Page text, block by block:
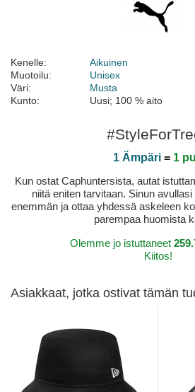
Kenelle:
Aikuinen
Muotoilu:
Unisex
Väri:
Musta
Kunto:
Uusi; 100 % aito
1 Ämpäri = 1
Kun ostat Caphuntersista, autat
niitä eniten tarvitaan. Sinun
enemmän ja ottaa yhdessä askeleen
parempaa huomista
Olemme jo istuttaneet
Kiitos!
Asiakkaat, jotka ostivat tämän